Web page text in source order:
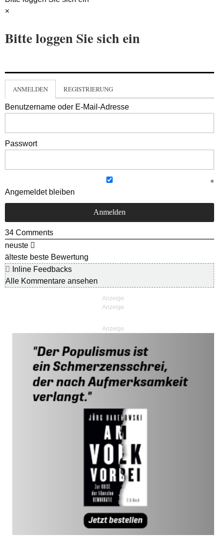
×
Bitte loggen Sie sich ein
ANMELDEN REGISTRIERUNG
Benutzername oder E-Mail-Adresse
Passwort
Angemeldet bleiben
34 Comments
neuste
älteste beste Bewertung
Inline Feedbacks
Alle Kommentare ansehen
Anzeige